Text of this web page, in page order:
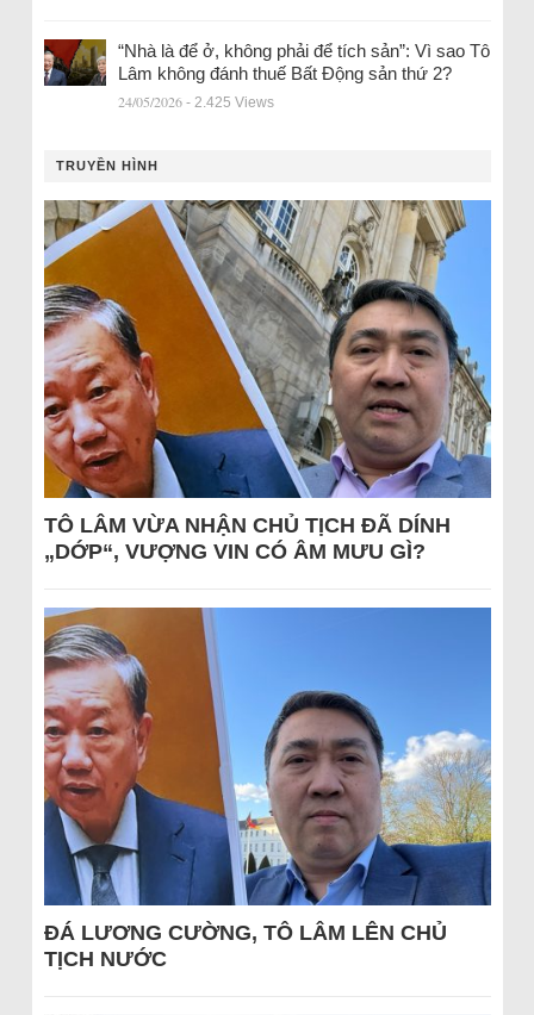
“Nhà là để ở, không phải để tích sản”: Vì sao Tô
Lâm không đánh thuế Bất Động sản thứ 2?
24/05/2026 - 2.425 Views
TRUYỀN HÌNH
TÔ LÂM VỪA NHẬN CHỦ TỊCH ĐÃ DÍNH
„DỚP“, VƯỢNG VIN CÓ ÂM MƯU GÌ?
ĐÁ LƯƠNG CƯỜNG, TÔ LÂM LÊN CHỦ
TỊCH NƯỚC